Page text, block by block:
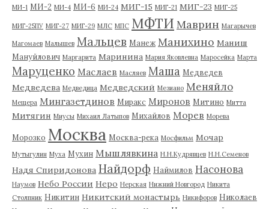
МИ-1 МИ-2 МИ-4 МИ-6 МИ-24 МИГ-15 МИГ-21 МИГ-23 МИГ-25
МИГ-25ПУ МИГ-27 МИГ-29 МЛС МПС МФТИ Маврин Магарычев
Магомаев Малышев Мальцев Манеж Манихино Маниш
Мануйлович Маргарита Маринина Мария Яковлевна Маросейка Марта
Маруценко Маслаев Масляев Маша Медведев
Медведева Медведица Медведский Мезиано Меняйло
Мещера Мингазетдинов Миракс Миронов Митино Митта
Митягин Миусы Михаил Латыпов Михайлов Морев Морева
Морозко Москва Москва-река Мосфильм Мочар
Мутыгулин Муха Мухин Мышлявкина Н.Н.Кудрявцев Н.Н.Семенов
Надя Спиридонова Найдорф Наймилов Насонова
Наумов Небо России Неро Нерская Нижний Новгород Никита
Столпник Никитин Никитский монастырь Никифоров Николаев